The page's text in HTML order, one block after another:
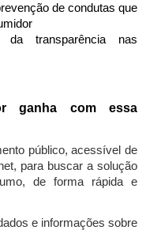
de condutas que
da transparência nas
ganha com essa
público, acessível de
para buscar a solução
de forma rápida e
e informações sobre